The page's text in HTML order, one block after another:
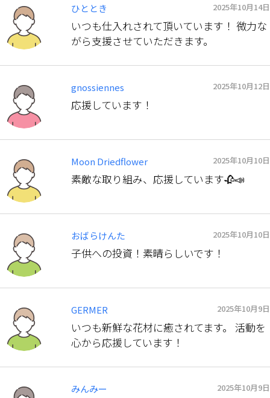
ひととき 2025年10月14日
いつも仕入れされて頂いています！ 微力な
がら支援させていただきます。
gnossiennes 2025年10月12日
応援しています！
Moon Driedflower 2025年10月10日
素敵な取り組み、応援しています🥀📣
おばらけんた 2025年10月10日
子供への投資！素晴らしいです！
GERMER 2025年10月9日
いつも新鮮な花材に癒されてます。 活動を
心から応援しています！
みんみー 2025年10月9日